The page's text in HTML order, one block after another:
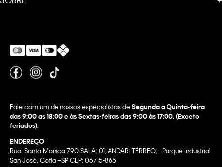
Fale com um de nossos especialistas deSegunda a Quinta-feira
das 9:00 as 18:00 e às Sextas-feiras das 9:00 às 17:00. (Exceto
feriados).
ENDEREÇO
Rua: Santa Monica 790 SALA: 01; ANDAR: TÉRREO; - Parque Industrial
San José, Cotia –SP CEP: 06715-865